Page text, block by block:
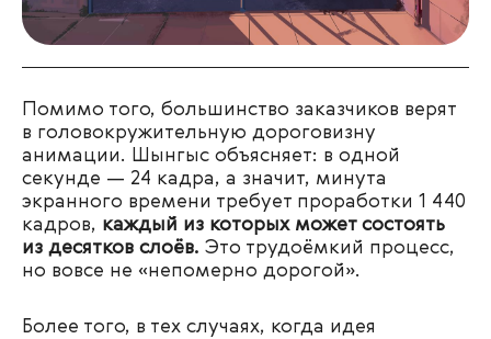
Помимо того, большинство заказчиков верят
в головокружительную дороговизну
анимации. Шынгыс объясняет: в одной
секунде — 24 кадра, а значит, минута
экранного времени требует проработки 1 440
кадров, каждый из которых может состоять
из десятков слоёв. Это трудоёмкий процесс,
но вовсе не «непомерно дорогой».
Более того, в тех случаях, когда идея